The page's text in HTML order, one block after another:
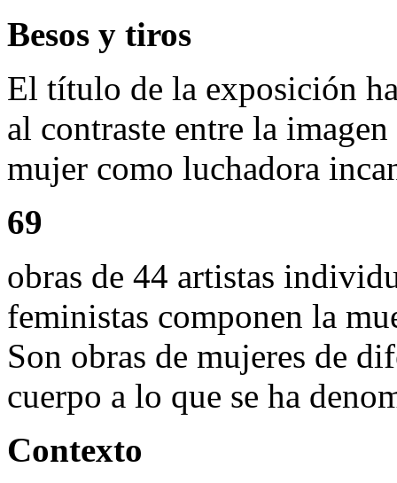
Besos y tiros
El título de la exposición
al contraste entre la
mujer como luchadora
69
obras de 44 artistas
feministas componen la
Son obras de mujeres de
cuerpo a lo que se ha
Contexto